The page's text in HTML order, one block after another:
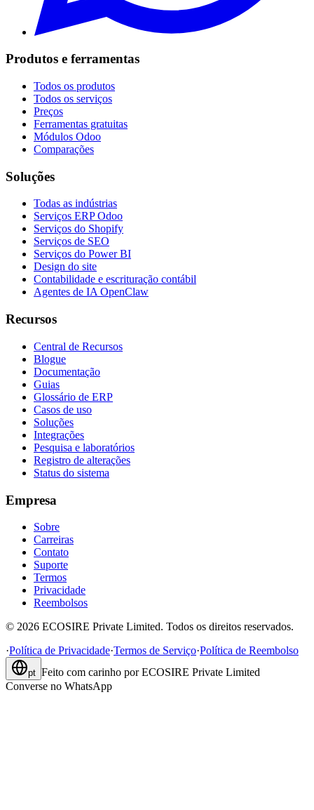
Produtos e ferramentas
Todos os produtos
Todos os serviços
Preços
Ferramentas gratuitas
Módulos Odoo
Comparações
Soluções
Todas as indústrias
Serviços ERP Odoo
Serviços do Shopify
Serviços de SEO
Serviços do Power BI
Design do site
Contabilidade e escrituração contábil
Agentes de IA OpenClaw
Recursos
Central de Recursos
Blogue
Documentação
Guias
Glossário de ERP
Casos de uso
Soluções
Integrações
Pesquisa e laboratórios
Registro de alterações
Status do sistema
Empresa
Sobre
Carreiras
Contato
Suporte
Termos
Privacidade
Reembolsos
© 2026 ECOSIRE Private Limited. Todos os direitos reservados.
·Política de Privacidade·Termos de Serviço·Política de Reembolso
pt Feito com carinho por ECOSIRE Private Limited
Converse no WhatsApp